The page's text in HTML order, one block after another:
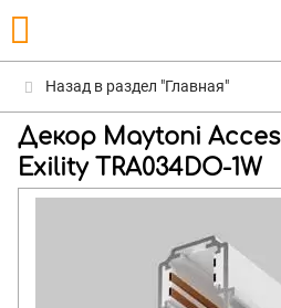
Назад в раздел "Главная"
Декор Maytoni
Exility TRA034DO-1W